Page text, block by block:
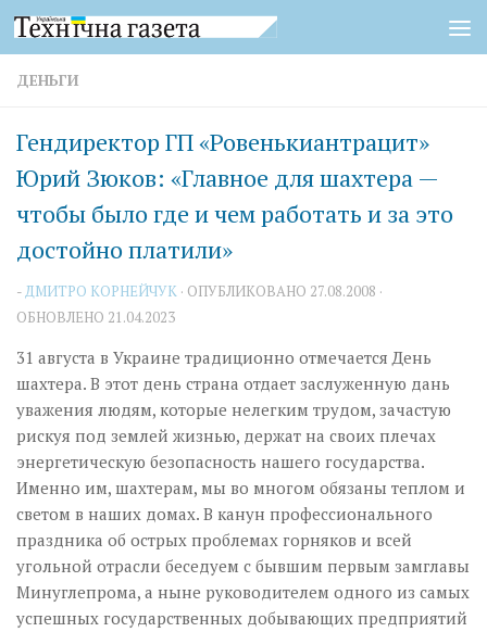
Перейти к содержимому
ДЕНЬГИ
Гендиректор ГП «Ровенькиантрацит»
Юрий Зюков: «Главное для шахтера —
чтобы было где и чем работать и за это
достойно платили»
-ДМИТРО КОРНЕЙЧУК · ОПУБЛИКОВАНО 27.08.2008 ·
ОБНОВЛЕНО 21.04.2023
31 августа в Украине традиционно отмечается День
шахтера. В этот день страна отдает заслуженную дань
уважения людям, которые нелегким трудом, зачастую
рискуя под землей жизнью, держат на своих плечах
энергетическую безопасность нашего государства.
Именно им, шахтерам, мы во многом обязаны теплом и
светом в наших домах. В канун профессионального
праздника об острых проблемах горняков и всей
угольной отрасли беседуем с бывшим первым замглавы
Минуглепрома, а ныне руководителем одного из самых
успешных государственных добывающих предприятий